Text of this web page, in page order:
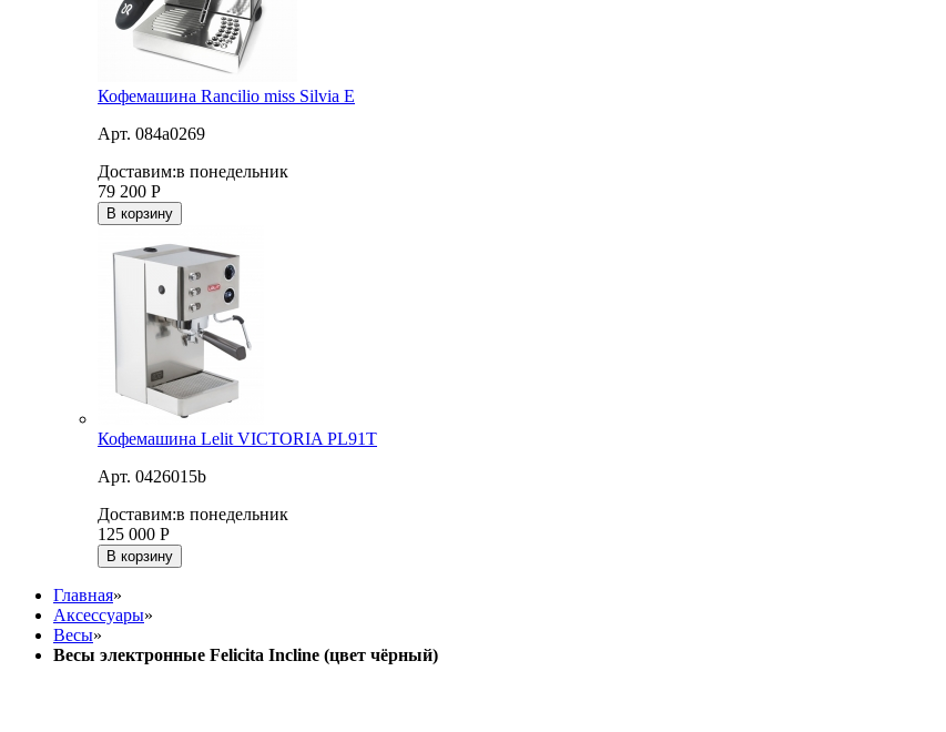
Кофемашина Rancilio miss Silvia E
Арт. 084a0269
Доставим:в понедельник
79 200 Р
В корзину
Кофемашина Lelit VICTORIA PL91T
Арт. 0426015b
Доставим:в понедельник
125 000 Р
В корзину
Главная»
Аксессуары»
Весы»
Весы электронные Felicita Incline (цвет чёрный)